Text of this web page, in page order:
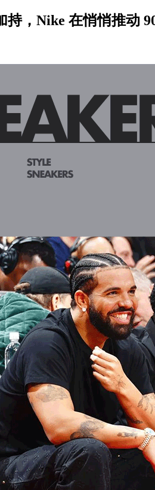
持，Nike 在悄悄推动